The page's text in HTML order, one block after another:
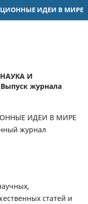
ИДЕИ В МИРЕ
НАУКА И
журнала
ИДЕИ В МИРЕ
журнал
статей и